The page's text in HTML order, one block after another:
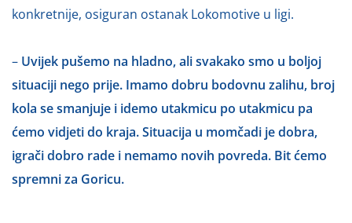
konkretnije, osiguran ostanak Lokomotive u ligi.
– Uvijek pušemo na hladno, ali svakako smo u boljoj
situaciji nego prije. Imamo dobru bodovnu zalihu, broj
kola se smanjuje i idemo utakmicu po utakmicu pa
ćemo vidjeti do kraja. Situacija u momčadi je dobra,
igrači dobro rade i nemamo novih povreda. Bit ćemo
spremni za Goricu.